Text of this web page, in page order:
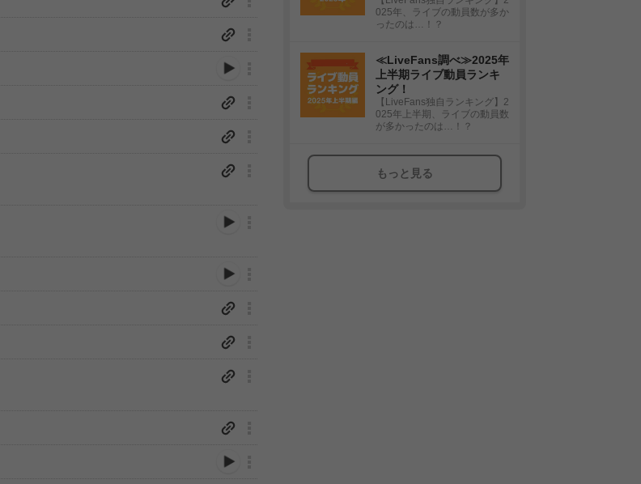
025年、ライブの動員数が多か
ったのは…！？
≪LiveFans調べ≫2025年
上半期ライブ動員ランキ
ング！
【LiveFans独自ランキング】2
025年上半期、ライブの動員数
が多かったのは…！？
もっと見る